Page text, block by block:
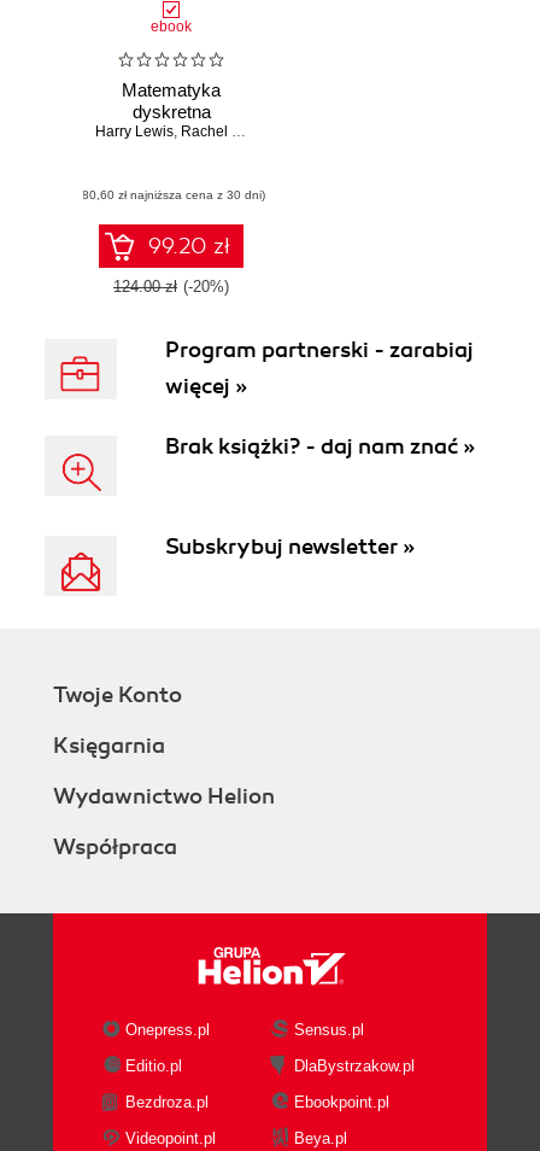
ebook
Matematyka
dyskretna
Harry Lewis, Rachel Zax
(80,60 zł najniższa cena z 30 dni)
99.20 zł
124.00 zł (-20%)
Program partnerski - zarabiaj
więcej »
Brak książki? - daj nam znać »
Subskrybuj newsletter »
Twoje Konto
Księgarnia
Wydawnictwo Helion
Współpraca
Onepress.pl
Sensus.pl
Editio.pl
DlaBystrzakow.pl
Bezdroza.pl
Ebookpoint.pl
Videopoint.pl
Beya.pl